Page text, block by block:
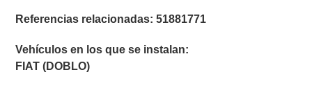
Referencias relacionadas:51881771
Vehículos en los que se instalan:
FIAT (DOBLO)